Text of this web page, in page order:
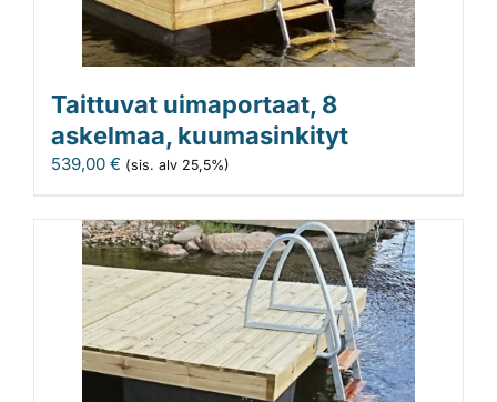
Taittuvat uimaportaat, 8
askelmaa, kuumasinkityt
539,00 € (sis. alv 25,5%)